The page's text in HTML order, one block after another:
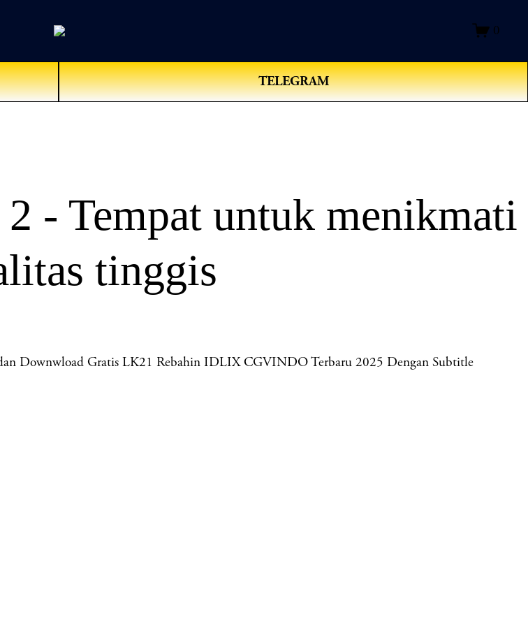
0
TELEGRAM
- Tempat untuk menikmati
tinggis
Downwload Gratis LK21 Rebahin IDLIX CGVINDO Terbaru 2025 Dengan Subtitle